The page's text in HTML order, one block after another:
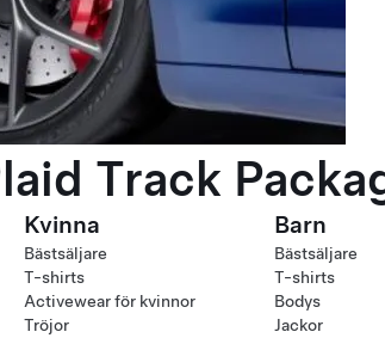
Track
Kvinna
Bästsäljare
T-shirts
Activewear för kvinnor
Tröjor
Barn
Bästsäljare
T-shirts
Bodys
Jackor